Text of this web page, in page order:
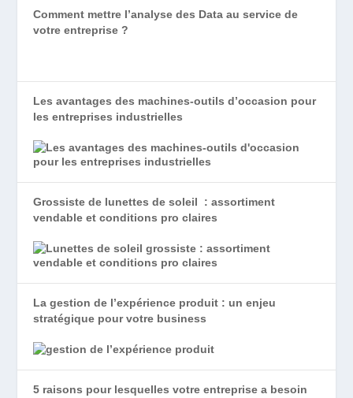
Comment mettre l’analyse des Data au service de
votre entreprise ?
Les avantages des machines-outils d’occasion pour
les entreprises industrielles
Grossiste de lunettes de soleil : assortiment
vendable et conditions pro claires
La gestion de l’expérience produit : un enjeu
stratégique pour votre business
5 raisons pour lesquelles votre entreprise a besoin